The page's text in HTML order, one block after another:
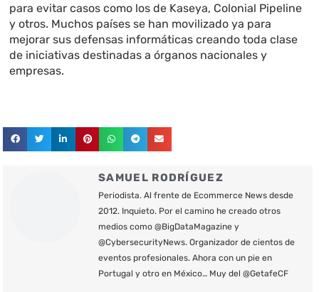
para evitar casos como los de Kaseya, Colonial Pipeline
y otros. Muchos países se han movilizado ya para
mejorar sus defensas informáticas creando toda clase
de iniciativas destinadas a órganos nacionales y
empresas.
SAMUEL RODRÍGUEZ
Periodista. Al frente de Ecommerce News desde
2012. Inquieto. Por el camino he creado otros
medios como @BigDataMagazine y
@CybersecurityNews. Organizador de cientos de
eventos profesionales. Ahora con un pie en
Portugal y otro en México… Muy del @GetafeCF